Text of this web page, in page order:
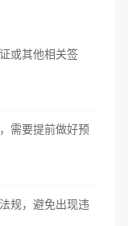
或其他相关签
需要提前做好预
规，避免出现违